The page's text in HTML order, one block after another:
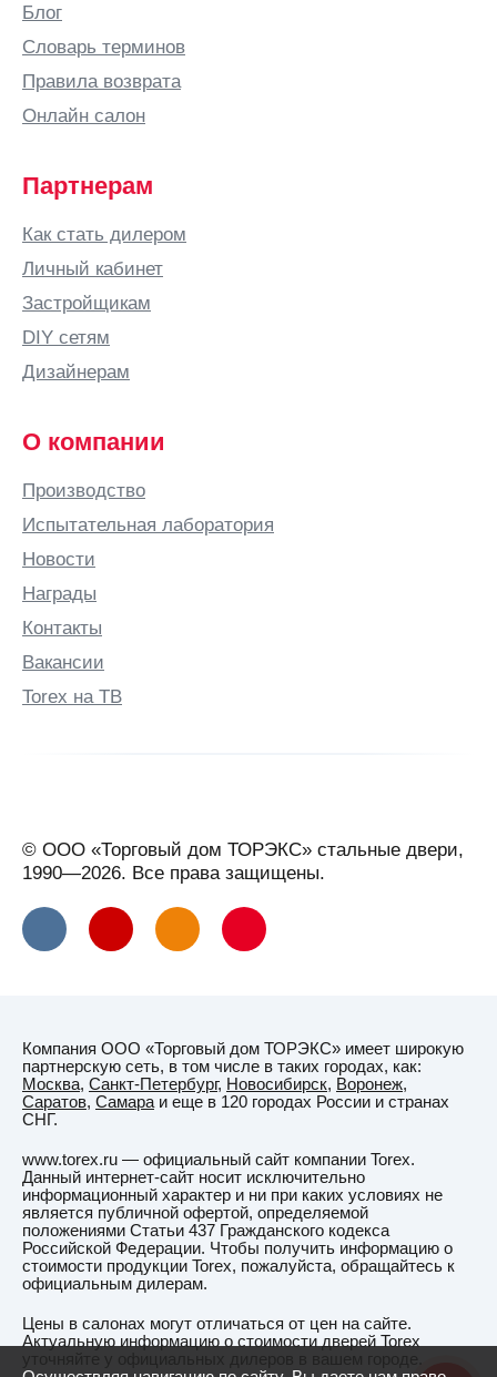
Блог
Словарь терминов
Правила возврата
Онлайн салон
Партнерам
Как стать дилером
Личный кабинет
Застройщикам
DIY сетям
Дизайнерам
О компании
Производство
Испытательная лаборатория
Новости
Награды
Контакты
Вакансии
Torex на ТВ
© ООО «Торговый дом ТОРЭКС» стальные двери,
1990—2026. Все права защищены.
Компания ООО «Торговый дом ТОРЭКС» имеет широкую
партнерскую сеть, в том числе в таких городах, как:
Москва, Санкт-Петербург, Новосибирск, Воронеж,
Саратов, Самараи еще в 120 городах России и странах
СНГ.
www.torex.ru — официальный сайт компании Torex.
Данный интернет-сайт носит исключительно
информационный характер и ни при каких условиях не
является публичной офертой, определяемой
положениями Статьи 437 Гражданского кодекса
Российской Федерации. Чтобы получить информацию о
стоимости продукции Torex, пожалуйста, обращайтесь к
официальным дилерам.
Цены в салонах могут отличаться от цен на сайте.
Актуальную информацию о стоимости дверей Torex